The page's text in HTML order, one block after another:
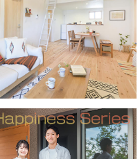
みよう！
ロ円で家は建つか